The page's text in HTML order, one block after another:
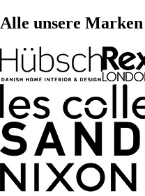
Alle unsere Marken